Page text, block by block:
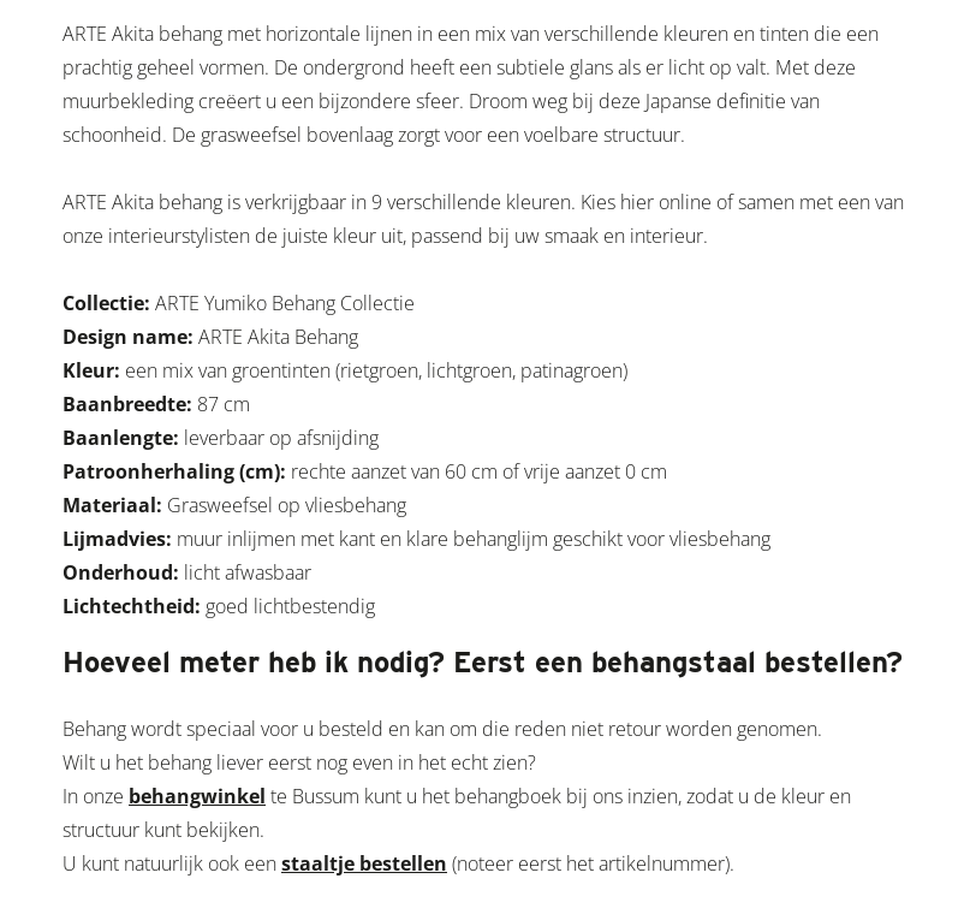
ARTE Akita behang met horizontale lijnen in een mix van verschillende kleuren en tinten die een
prachtig geheel vormen. De ondergrond heeft een subtiele glans als er licht op valt. Met deze
muurbekleding creëert u een bijzondere sfeer. Droom weg bij deze Japanse definitie van
schoonheid. De grasweefsel bovenlaag zorgt voor een voelbare structuur.
ARTE Akita behang is verkrijgbaar in 9 verschillende kleuren. Kies hier online of samen met een van
onze interieurstylisten de juiste kleur uit, passend bij uw smaak en interieur.
Collectie: ARTE Yumiko Behang Collectie
Design name: ARTE Akita Behang
Kleur: een mix van groentinten (rietgroen, lichtgroen, patinagroen)
Baanbreedte: 87 cm
Baanlengte: leverbaar op afsnijding
Patroonherhaling (cm): rechte aanzet van 60 cm of vrije aanzet 0 cm
Materiaal: Grasweefsel op vliesbehang
Lijmadvies: muur inlijmen met kant en klare behanglijm geschikt voor vliesbehang
Onderhoud: licht afwasbaar
Lichtechtheid: goed lichtbestendig
Hoeveel meter heb ik nodig? Eerst een behangstaal bestellen?
Behang wordt speciaal voor u besteld en kan om die reden niet retour worden genomen.
Wilt u het behang liever eerst nog even in het echt zien?
In onze behangwinkel te Bussum kunt u het behangboek bij ons inzien, zodat u de kleur en
structuur kunt bekijken.
U kunt natuurlijk ook eenstaaltje bestellen (noteer eerst het artikelnummer).